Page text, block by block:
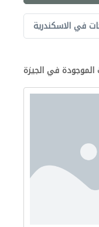
في الاسكندرية